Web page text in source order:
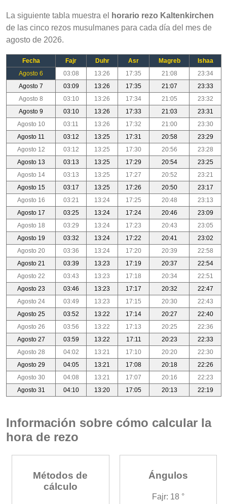
La siguiente tabla muestra el
horario rezo Kaltenkirchen
de las cinco rezos musulmanes para cada día del mes de
agosto de 2026.
Fecha Fajr Duhr Asr Magreb
Ishaa
Agosto 6
03:08 13:26 17:35 21:08
23:34
Agosto 7
03:09 13:26 17:35 21:07
23:33
Agosto 8
03:10 13:26 17:34 21:05
23:32
Agosto 9
03:10 13:26 17:33 21:03
23:31
Agosto 10
03:11 13:26 17:32 21:00
23:30
Agosto 11
03:12 13:25 17:31 20:58
23:29
Agosto 12
03:12 13:25 17:30 20:56
23:28
Agosto 13
03:13 13:25 17:29 20:54
23:25
Agosto 14
03:13 13:25 17:27 20:52
23:21
Agosto 15
03:17 13:25 17:26 20:50
23:17
Agosto 16
03:21 13:24 17:25 20:48
23:13
Agosto 17
03:25 13:24 17:24 20:46
23:09
Agosto 18
03:29 13:24 17:23 20:43
23:05
Agosto 19
03:32 13:24 17:22 20:41
23:02
Agosto 20
03:36 13:24 17:20 20:39
22:58
Agosto 21
03:39 13:23 17:19 20:37
22:54
Agosto 22
03:43 13:23 17:18 20:34
22:51
Agosto 23
03:46 13:23 17:17 20:32
22:47
Agosto 24
03:49 13:23 17:15 20:30
22:43
Agosto 25
03:52 13:22 17:14 20:27
22:40
Agosto 26
03:56 13:22 17:13 20:25
22:36
Agosto 27
03:59 13:22 17:11 20:23
22:33
Agosto 28
04:02 13:21 17:10 20:20
22:30
Agosto 29
04:05 13:21 17:08 20:18
22:26
Agosto 30
04:08 13:21 17:07 20:16
22:23
Agosto 31
04:10 13:20 17:05 20:13 22:19
Información sobre cómo calcular la
hora de rezo
Métodos de
cálculo
Ángulos
Fajr: 18 °